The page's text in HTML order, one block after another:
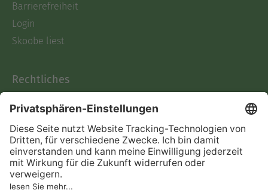
Barrierefreiheit
Login
Skoobe liest
Rechtliches
AGB
Informationen nach Data
Act
Verträge hier kündigen
Impressum